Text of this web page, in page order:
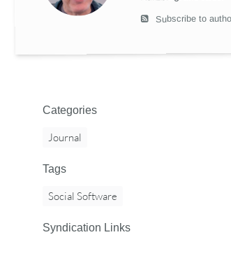
Subscribe to
Categories
Journal
Tags
Social Software
Syndication Links